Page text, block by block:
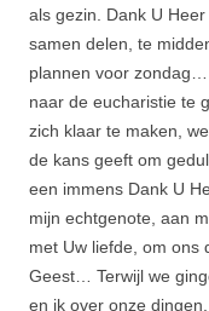
als gezin. Dank U
samen delen, te
plannen voor
naar de eucharistie te
zich klaar te maken,
de kans geeft om
een immens Dank U
mijn echtgenote, aan
met Uw liefde, om ons
Geest… Terwijl we
en ik over onze